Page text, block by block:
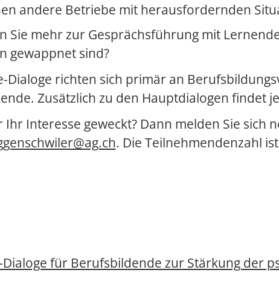
andere Betriebe mit herausfordernden
Sie mehr zur Gesprächsführung mit
gewappnet sind?
Dialoge richten sich primär an
Zusätzlich zu den Hauptdialogen findet
Ihr Interesse geweckt? Dann melden Sie sich
. Die Teilnehmendenzahl
Dialoge für Berufsbildende zur Stärkung der